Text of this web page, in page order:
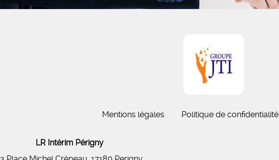
Mentions légales Politique de confidentialité
LR Intérim Périgny